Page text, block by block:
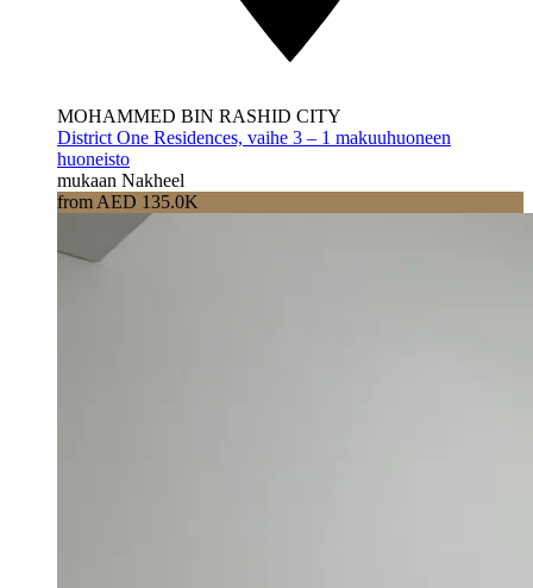
MOHAMMED BIN RASHID CITY
District One Residences, vaihe 3 – 1 makuuhuoneen
huoneisto
mukaan Nakheel
from AED 135.0K